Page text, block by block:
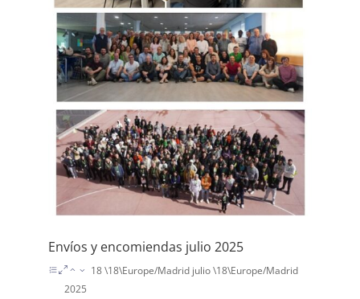
Envíos y encomiendas julio 2025
18 \18\Europe/Madrid julio \18\Europe/Madrid
2025